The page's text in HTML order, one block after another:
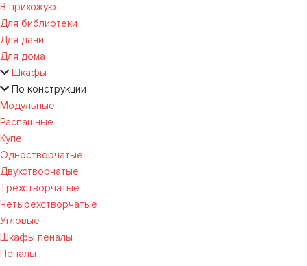
В прихожую
Для библиотеки
Для дачи
Для дома
Шкафы
По конструкции
Модульные
Распашные
Купе
Одностворчатые
Двухстворчатые
Трехстворчатые
Четырехстворчатые
Угловые
Шкафы пеналы
Пеналы